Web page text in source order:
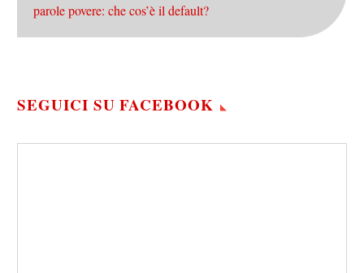
parole povere: che cos’è il default?
SEGUICI SU FACEBOOK